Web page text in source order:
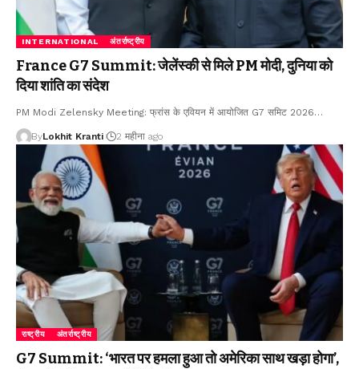
INTERNATIONAL अंतर्राष्ट्रीय
France G7 Summit: जेलेंस्की से मिले PM मोदी, दुनिया को
दिया शांति का संदेश
PM Modi Zelensky Meeting: फ्रांस के एवियन में आयोजित G7 समिट 2026…
ByLokhit Kranti 2 महीना ago
राष्ट्रीय अंतर्राष्ट्रीय
G7 Summit: ‘भारत पर हमला हुआ तो अमेरिका साथ खड़ा होगा’,